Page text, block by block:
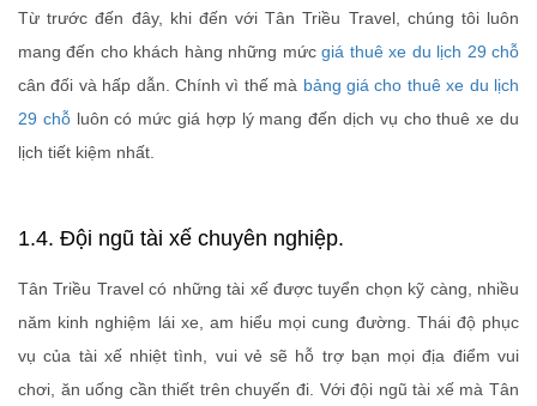
Từ trước đến đây, khi đến với Tân Triều Travel, chúng tôi luôn
mang đến cho khách hàng những mứcgiá thuê xe du lịch 29 chỗ
cân đối và hấp dẫn. Chính vì thế mà bảng giá cho thuê xe du lịch
29 chỗluôn có mức giá hợp lý mang đến dịch vụ cho thuê xe du
lịch tiết kiệm nhất.
1.4. Đội ngũ tài xế chuyên nghiệp.
Tân Triều Travel có những tài xế được tuyển chọn kỹ càng, nhiều
năm kinh nghiệm lái xe, am hiểu mọi cung đường. Thái độ phục
vụ của tài xế nhiệt tình, vui vẻ sẽ hỗ trợ bạn mọi địa điểm vui
chơi, ăn uống cần thiết trên chuyến đi. Với đội ngũ tài xế mà Tân